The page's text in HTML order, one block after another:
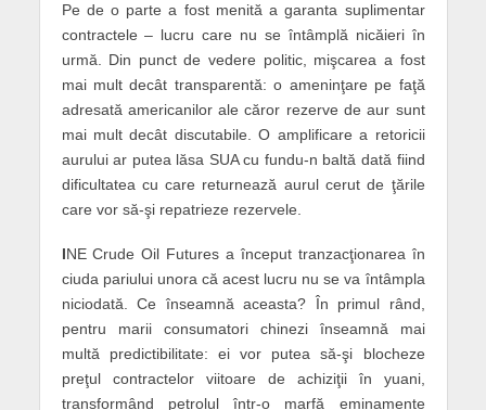
Pe de o parte a fost menită a garanta suplimentar
contractele – lucru care nu se întâmplă nicăieri în
urmă. Din punct de vedere politic, mişcarea a fost
mai mult decât transparentă: o ameninţare pe faţă
adresată americanilor ale căror rezerve de aur sunt
mai mult decât discutabile. O amplificare a retoricii
aurului ar putea lăsa SUA cu fundu-n baltă dată fiind
dificultatea cu care returnează aurul cerut de ţările
care vor să-şi repatrieze rezervele.
INE Crude Oil Futures a început tranzacţionarea în
ciuda pariului unora că acest lucru nu se va întâmpla
niciodată. Ce înseamnă aceasta? În primul rând,
pentru marii consumatori chinezi înseamnă mai
multă predictibilitate: ei vor putea să-şi blocheze
preţul contractelor viitoare de achiziţii în yuani,
transformând petrolul într-o marfă eminamente